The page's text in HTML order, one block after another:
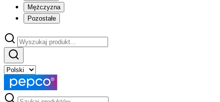
Mężczyzna
Pozostałe